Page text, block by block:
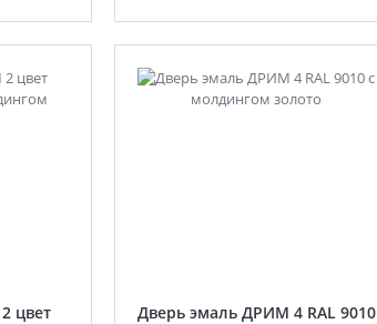
цвет
Дверь эмаль ДРИМ 4 RAL 9010